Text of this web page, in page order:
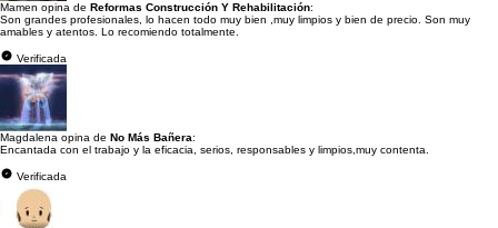
Mamen opina de Reformas Construcción Y Rehabilitación:
Son grandes profesionales, lo hacen todo muy bien ,muy limpios y bien de precio. Son muy
amables y atentos. Lo recomiendo totalmente.
Verificada
Magdalena opina de No Más Bañera:
Encantada con el trabajo y la eficacia, serios, responsables y limpios,muy contenta.
Verificada